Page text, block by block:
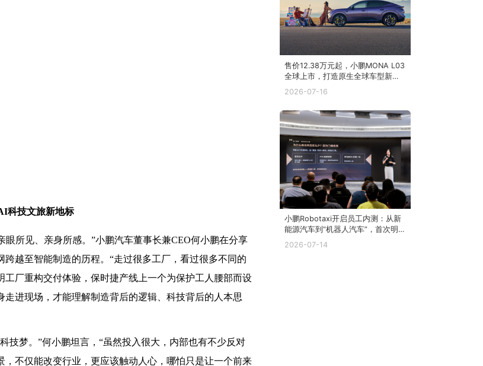
科技文旅新地标
眼所见、亲身所感。”小鹏汽车董事长兼CEO何小鹏在分享
越至智能制造的历程。“走过很多工厂，看过很多不同的
厂重构交付体验，保时捷产线上一个为保护工人腰部而设
进现场，才能理解制造背后的逻辑、科技背后的人本思
梦。”何小鹏坦言，“虽然投入很大，内部也有不少反对
不仅能改变行业，更应该触动人心，哪怕只是让一个前来
售价12.38万元起，小鹏MONA L03
全球上市，打造原生全球车型新标
2026-07-16
小鹏Robotaxi开启员工内测：从新
能源汽车到“机器人汽车”，首次明
确全球化商业路径
2026-07-14